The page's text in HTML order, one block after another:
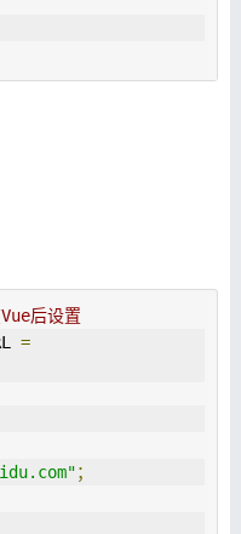
后设置
=
；